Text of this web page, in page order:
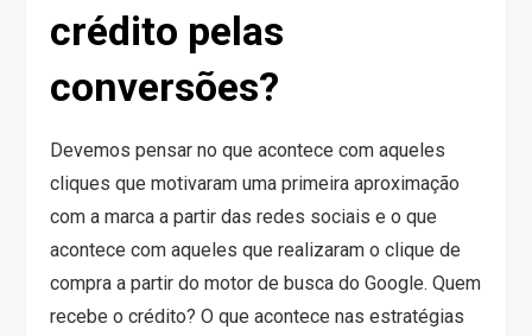
crédito pelas
conversões?
Devemos pensar no que acontece com aqueles
cliques que motivaram uma primeira aproximação
com a marca a partir das redes sociais e o que
acontece com aqueles que realizaram o clique de
compra a partir do motor de busca do Google. Quem
recebe o crédito? O que acontece nas estratégias